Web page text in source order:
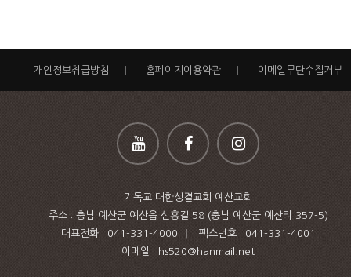
개인정보취급방침 홈페이지이용약관 이메일무단수집거부
기독교 대한성결교회 예산교회
주소 : 충남 예산군 예산읍 신흥길 58 (충남 예산군 예산리 357-5)
대표전화 : 041-331-4000 팩스번호 : 041-331-4001
이메일 : hs520@hanmail.net